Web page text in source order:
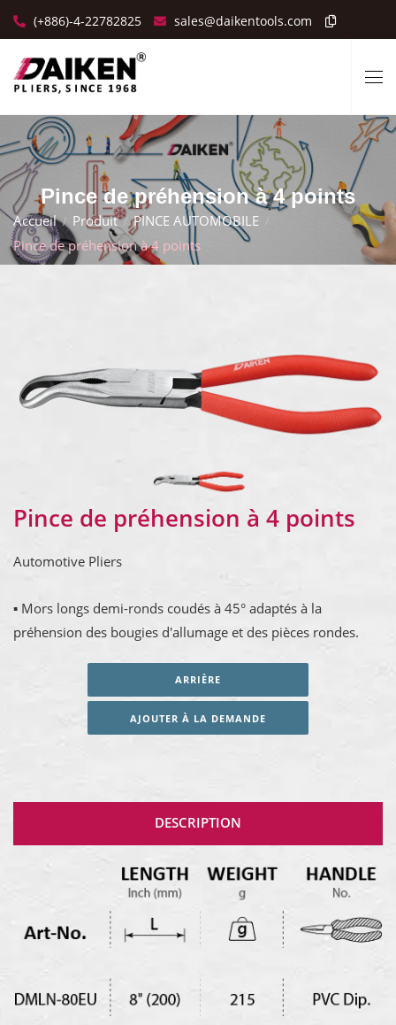
(+886)-4-22782825 sales@daikentools.com
Pince de préhension à 4 points
Accueil Produit
PINCE AUTOMOBILE
Pince de préhension à 4 points
Pince de préhension à 4 points
Automotive Pliers
▪ Mors longs demi-ronds coudés à 45° adaptés à la
préhension des bougies d'allumage et des pièces rondes.
ARRIÈRE
AJOUTER À LA DEMANDE
DESCRIPTION